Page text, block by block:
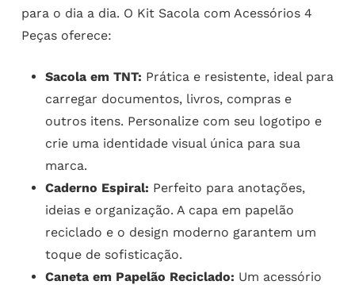
para o dia a dia. O Kit Sacola com Acessórios 4
Peças oferece:
Sacola em TNT: Prática e resistente, ideal para
carregar documentos, livros, compras e
outros itens. Personalize com seu logotipo e
crie uma identidade visual única para sua
marca.
Caderno Espiral: Perfeito para anotações,
ideias e organização. A capa em papelão
reciclado e o design moderno garantem um
toque de sofisticação.
Caneta em Papelão Reciclado: Um acessório